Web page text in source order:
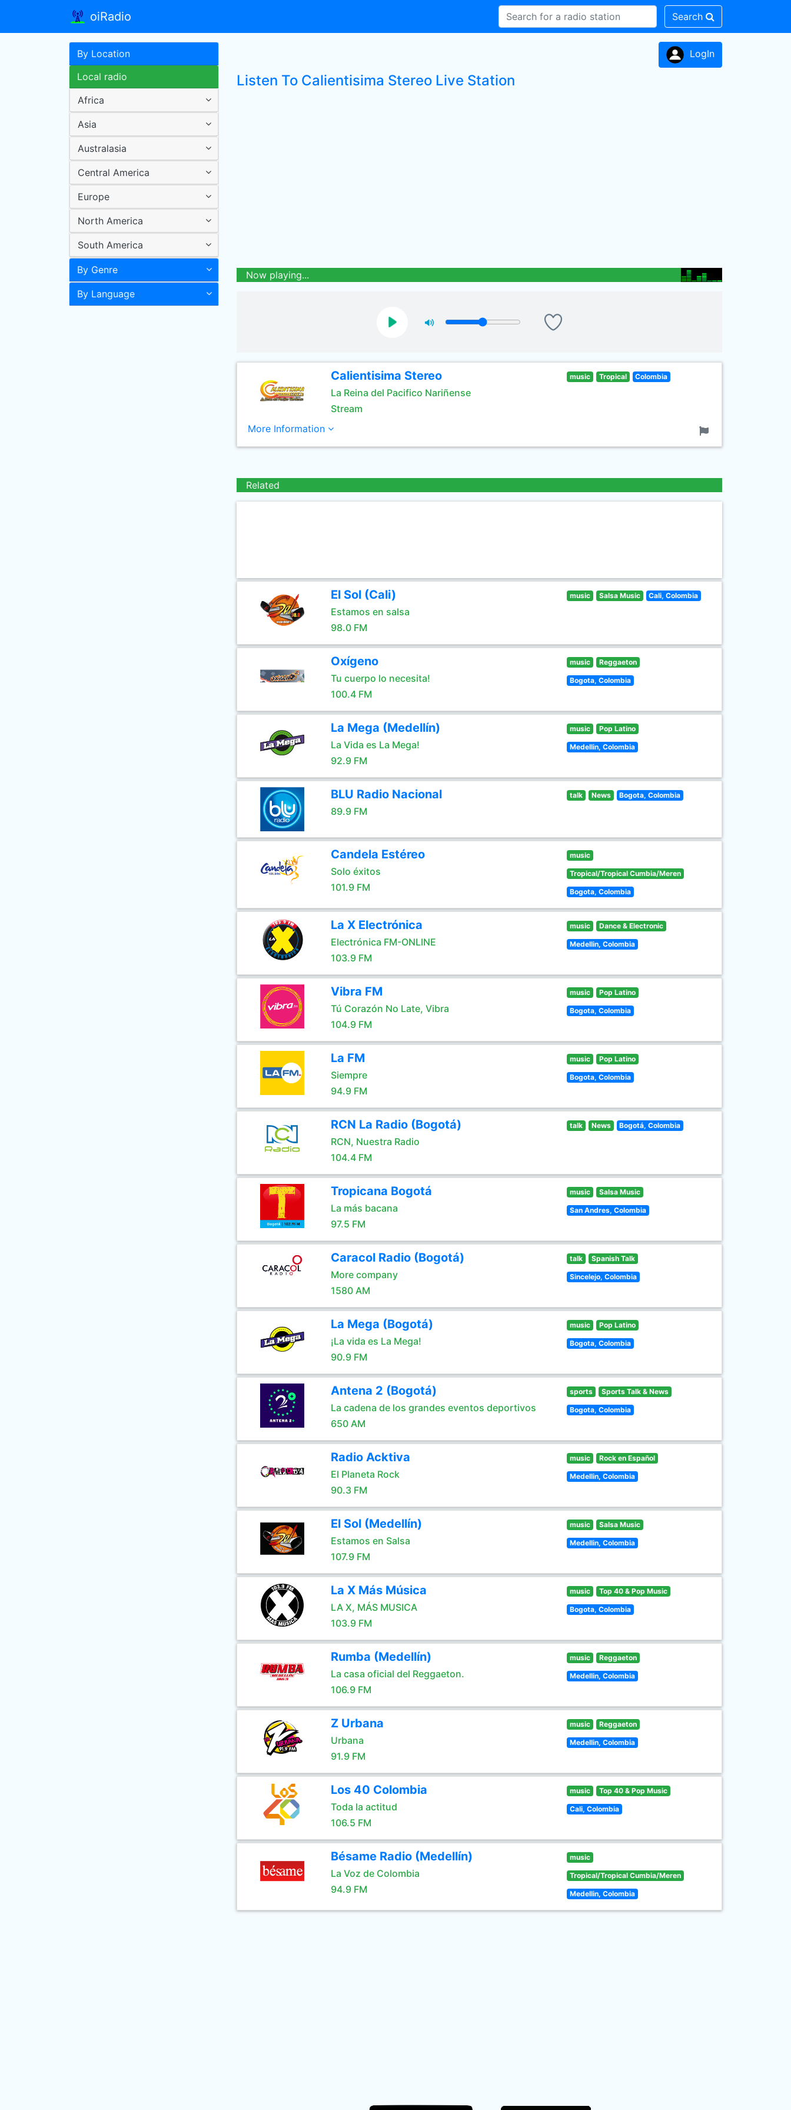
oiRadio Search
By Location
Local radio
Africa
Asia
Australasia
Central America
Europe
North America
South America
By Genre
By Language
LogIn
Listen To Calientisima Stereo Live Station
Now playing...
Calientisima Stereo
La Reina del Pacifico Nariñense
Stream
music Tropical Colombia
More Information
Related
El Sol (Cali)
Estamos en salsa
98.0 FM
music Salsa Music Cali, Colombia
Oxígeno
Tu cuerpo lo necesita!
100.4 FM
music Reggaeton
Bogota, Colombia
La Mega (Medellín)
La Vida es La Mega!
92.9 FM
music Pop Latino
Medellin, Colombia
BLU Radio Nacional
89.9 FM
talk News Bogota, Colombia
Candela Estéreo
Solo éxitos
101.9 FM
music
Tropical/Tropical Cumbia/Meren
Bogota, Colombia
La X Electrónica
Electrónica FM-ONLINE
103.9 FM
music Dance & Electronic
Medellin, Colombia
Vibra FM
Tú Corazón No Late, Vibra
104.9 FM
music Pop Latino
Bogota, Colombia
La FM
Siempre
94.9 FM
music Pop Latino
Bogota, Colombia
RCN La Radio (Bogotá)
RCN, Nuestra Radio
104.4 FM
talk News Bogotá, Colombia
Tropicana Bogotá
La más bacana
97.5 FM
music Salsa Music
San Andres, Colombia
Caracol Radio (Bogotá)
More company
1580 AM
talk Spanish Talk
Sincelejo, Colombia
La Mega (Bogotá)
¡La vida es La Mega!
90.9 FM
music Pop Latino
Bogota, Colombia
Antena 2 (Bogotá)
La cadena de los grandes eventos deportivos
650 AM
sports Sports Talk & News
Bogota, Colombia
Radio Acktiva
El Planeta Rock
90.3 FM
music Rock en Español
Medellin, Colombia
El Sol (Medellín)
Estamos en Salsa
107.9 FM
music Salsa Music
Medellin, Colombia
La X Más Música
LA X, MÁS MUSICA
103.9 FM
music Top 40 & Pop Music
Bogota, Colombia
Rumba (Medellín)
La casa oficial del Reggaeton.
106.9 FM
music Reggaeton
Medellin, Colombia
Z Urbana
Urbana
91.9 FM
music Reggaeton
Medellin, Colombia
Los 40 Colombia
Toda la actitud
106.5 FM
music Top 40 & Pop Music
Cali, Colombia
Bésame Radio (Medellín)
La Voz de Colombia
94.9 FM
music
Tropical/Tropical Cumbia/Meren
Medellin, Colombia